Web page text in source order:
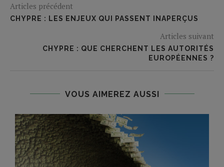
Articles précédent
CHYPRE : LES ENJEUX QUI PASSENT INAPERÇUS
Articles suivant
CHYPRE : QUE CHERCHENT LES AUTORITÉS
EUROPÉENNES ?
VOUS AIMEREZ AUSSI